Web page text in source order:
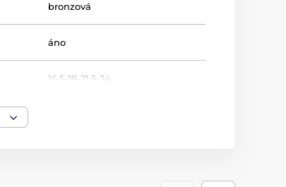
bronzová
áno
16.5-19-21.5-24